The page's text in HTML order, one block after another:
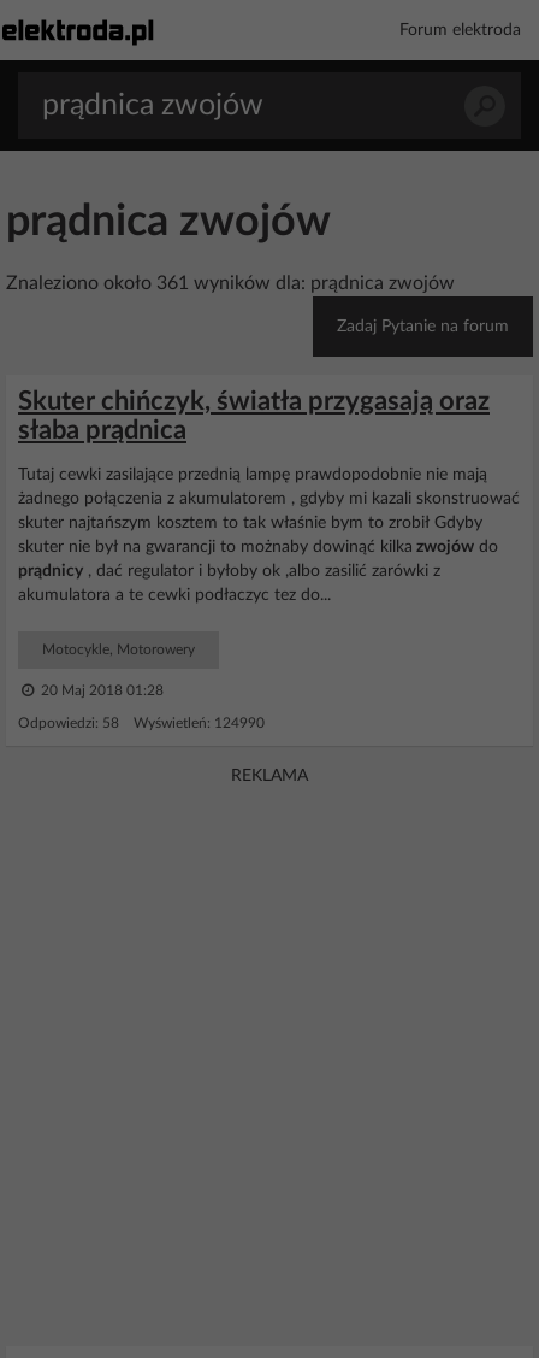
Forum elektroda
prądnica zwojów
Znaleziono około 361 wyników dla: prądnica zwojów
Zadaj Pytanie na forum
Skuter chińczyk, światła przygasają oraz
słaba prądnica
Tutaj cewki zasilające przednią lampę prawdopodobnie nie mają
żadnego połączenia z akumulatorem , gdyby mi kazali skonstruować
skuter najtańszym kosztem to tak właśnie bym to zrobił Gdyby
skuter nie był na gwarancji to możnaby dowinąć kilka zwojów do
prądnicy , dać regulator i byłoby ok ,albo zasilić zarówki z
akumulatora a te cewki podłaczyc tez do...
Motocykle, Motorowery
20 Maj 2018 01:28
Odpowiedzi: 58 Wyświetleń: 124990
REKLAMA